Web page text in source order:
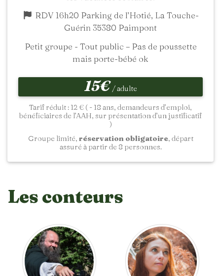
RDV 16h20 Parking de l’Hotié, La Touche-
Guérin 35380 Paimpont
Petit groupe - Tout public – Pas de poussette
mais porte-bébé ok
15€ / adulte
Tarif réduit : 12 € ( - 18 ans, demandeurs d’emploi,
bénéficiaires de l’AAH, sur présentation d’un justificatif
)
Groupe limité, réservation obligatoire, départ
assuré à partir de 8 personnes.
Les conteurs